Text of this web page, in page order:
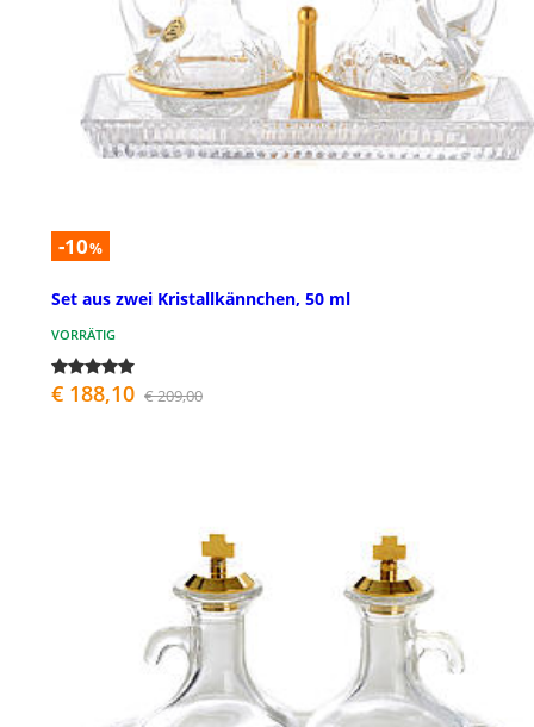
-10%
Set aus zwei Kristallkännchen, 50 ml
VORRÄTIG
€ 188,10 € 209,00